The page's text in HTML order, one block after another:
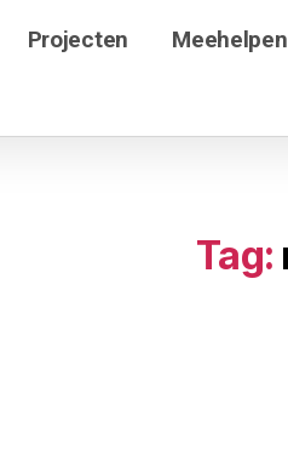
Projecten Meehelpen
Tag: